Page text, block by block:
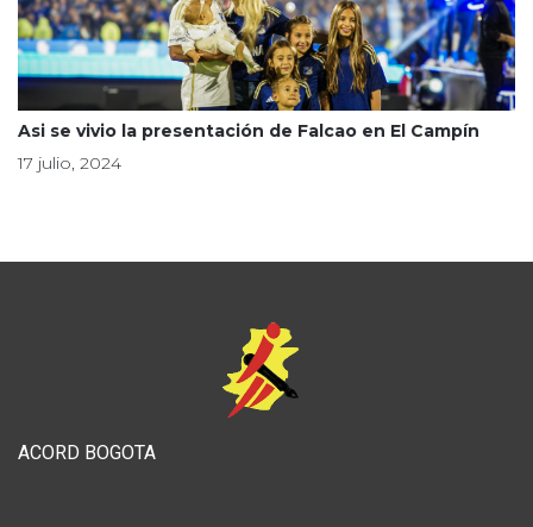
Asi se vivio la presentación de Falcao en El Campín
17 julio, 2024
ACORD BOGOTA